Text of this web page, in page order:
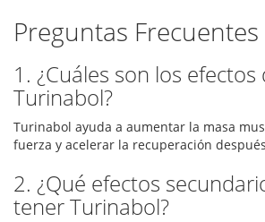
Preguntas Frecuentes
1. ¿Cuáles son los efectos
Turinabol?
Turinabol ayuda a aumentar la masa
fuerza y acelerar la recuperación
2. ¿Qué efectos
tener Turinabol?